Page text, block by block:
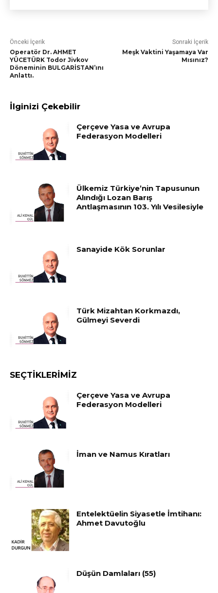
Önceki İçerik
Operatör Dr. AHMET
YÜCETÜRK Todor Jivkov
Döneminin BULGARİSTAN’ını
Anlattı.
Sonraki İçerik
Meşk Vaktini Yaşamaya Var
Mısınız?
İlginizi Çekebilir
Çerçeve Yasa ve Avrupa
Federasyon Modelleri
Ülkemiz Türkiye’nin Tapusunun
Alındığı Lozan Barış
Antlaşmasının 103. Yılı Vesilesiyle
Sanayide Kök Sorunlar
Türk Mizahtan Korkmazdı,
Gülmeyi Severdi
SEÇTIKLERIMIZ
Çerçeve Yasa ve Avrupa
Federasyon Modelleri
İman ve Namus Kıratları
Entelektüelin Siyasetle İmtihanı:
Ahmet Davutoğlu
Düşün Damlaları (55)